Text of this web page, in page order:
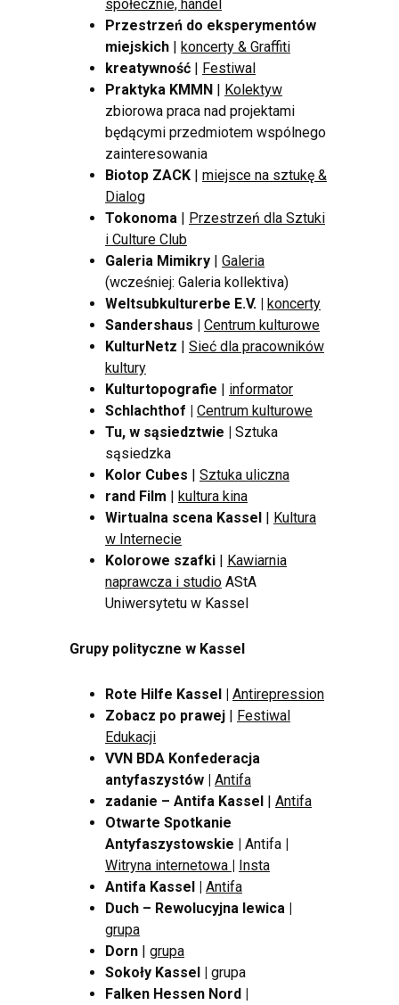
społecznie, handel
Przestrzeń do eksperymentów
miejskich
koncerty & Graffiti
kreatywność
Festiwal
Praktyka KMMN
Kolektyw
zbiorowa praca nad projektami
będącymi przedmiotem wspólnego
zainteresowania
Biotop ZACK
miejsce na sztukę &
Dialog
Tokonoma
Przestrzeń dla Sztuki
i Culture Club
Galeria Mimikry
Galeria
(wcześniej: Galeria kollektiva)
Weltsubkulturerbe E.V. |
koncerty
Sandershaus | Centrum kulturowe
KulturNetz
Sieć dla pracowników
kultury
Kulturtopografie
informator
Schlachthof | Centrum kulturowe
Tu, w sąsiedztwie |
Sztuka
sąsiedzka
Kolor Cubes
Sztuka uliczna
rand Film
kultura kina
Wirtualna scena Kassel
Kultura
w Internecie
Kolorowe szafki
Kawiarnia
naprawcza i studio AStA
Uniwersytetu w Kassel
Grupy polityczne w Kassel
Rote Hilfe Kassel | Antirepression
Zobacz po prawej | Festiwal
Edukacji
VVN BDA Konfederacja
antyfaszystów | Antifa
zadanie – Antifa Kassel | Antifa
Otwarte Spotkanie
Antyfaszystowskie | Antifa |
Witryna internetowa | Insta
Antifa Kassel | Antifa
Duch – Rewolucyjna lewica |
grupa
Dorn | grupa
Sokoły Kassel | grupa
Falken Hessen Nord |